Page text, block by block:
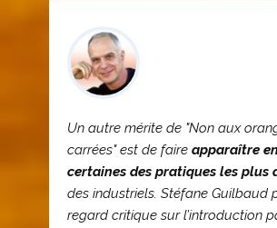
Un autre mérite de "Non aux
carrées" est de faire apparaître
certaines des pratiques les plus
des industriels. Stéfane Guilbaud
regard critique sur l’introduction